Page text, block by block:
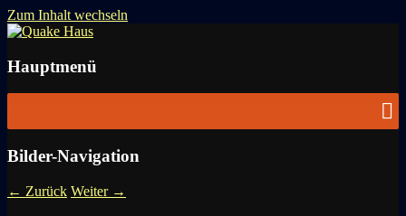
Zum Inhalt wechseln
Quake Haus
Hauptmenü
Bilder-Navigation
← Zurück Weiter →